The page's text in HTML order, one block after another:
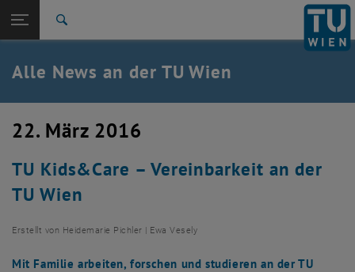
TU Login
Quicklinks
Quicklinks-Menü umschalten
Studium
Karriere
Zurück: Subseiten von TU Wien Startseite auflisten
Zurück zur letzten Ebene:
TU Wien Startseite
Übersicht
Alle News an der TU Wien
22. März 2016
TU Kids&Care – Vereinbarkeit an der
TU Wien
Erstellt von Heidemarie Pichler | Ewa Vesely
Mit Familie arbeiten, forschen und studieren an der TU